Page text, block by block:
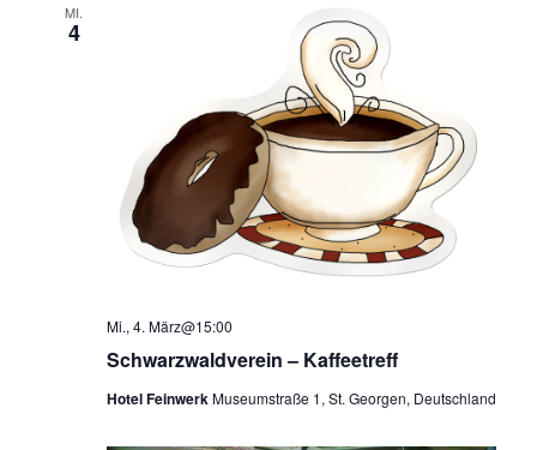
MI.
4
Schwarzwaldverein – Kaffeetreff
Mi., 4. März@15:00
Hotel FeinwerkMuseumstraße 1, St. Georgen, Deutschland